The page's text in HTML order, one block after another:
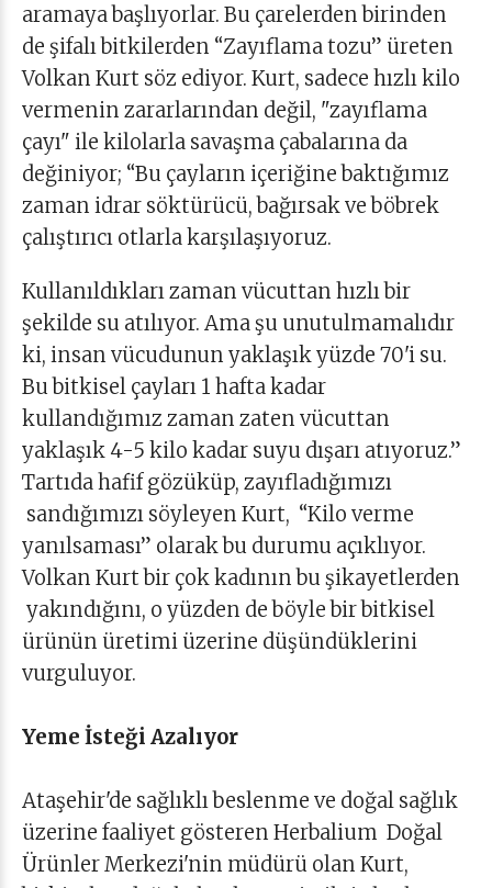
aramaya başlıyorlar. Bu çarelerden birinden
de şifalı bitkilerden “Zayıflama tozu” üreten
Volkan Kurt söz ediyor. Kurt, sadece hızlı kilo
vermenin zararlarından değil, "zayıflama
çayı" ile kilolarla savaşma çabalarına da
değiniyor; “Bu çayların içeriğine baktığımız
zaman idrar söktürücü, bağırsak ve böbrek
çalıştırıcı otlarla karşılaşıyoruz.
Kullanıldıkları zaman vücuttan hızlı bir
şekilde su atılıyor. Ama şu unutulmamalıdır
ki, insan vücudunun yaklaşık yüzde 70'i su.
Bu bitkisel çayları 1 hafta kadar
kullandığımız zaman zaten vücuttan
yaklaşık 4-5 kilo kadar suyu dışarı atıyoruz.”
Tartıda hafif gözüküp, zayıfladığımızı
sandığımızı söyleyen Kurt, “Kilo verme
yanılsaması” olarak bu durumu açıklıyor.
Volkan Kurt bir çok kadının bu şikayetlerden
yakındığını, o yüzden de böyle bir bitkisel
ürünün üretimi üzerine düşündüklerini
vurguluyor.
Yeme İsteği Azalıyor
Ataşehir'de sağlıklı beslenme ve doğal sağlık
üzerine faaliyet gösteren Herbalium Doğal
Ürünler Merkezi'nin müdürü olan Kurt,